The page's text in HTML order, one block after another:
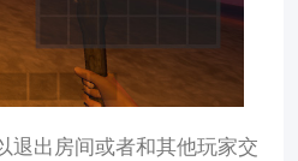
退出房间或者和其他玩家交